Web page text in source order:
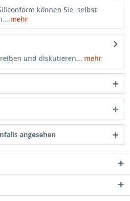
können Sie selbst
mehr
und diskutieren... mehr
angesehen